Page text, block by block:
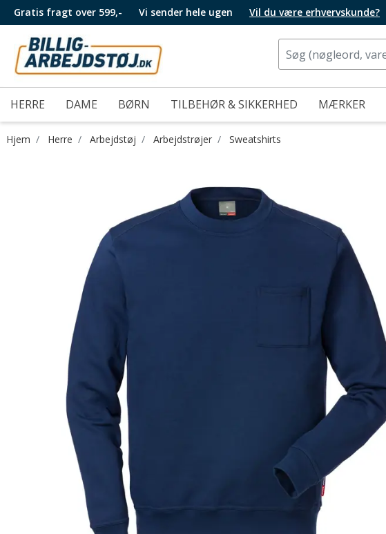
Gratis fragt over 599,- Vi sender hele ugen Vil du være erhvervskunde?
HERRE DAME BØRN TILBEHØR & SIKKERHED MÆRKER
Hjem Herre Arbejdstøj Arbejdstrøjer Sweatshirts